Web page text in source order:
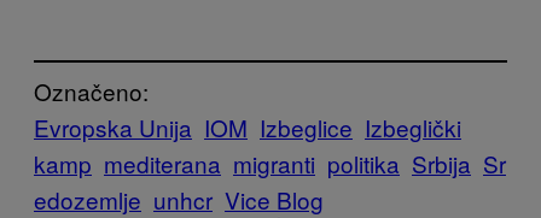
Označeno:
Evropska Unija IOM Izbeglice Izbeglički
kamp mediterana migranti politika Srbija Sr
edozemlje unhcr Vice Blog